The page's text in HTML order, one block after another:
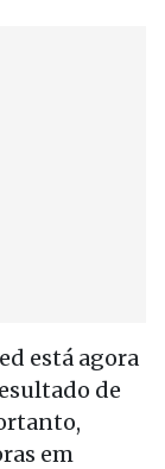
está agora
de
em